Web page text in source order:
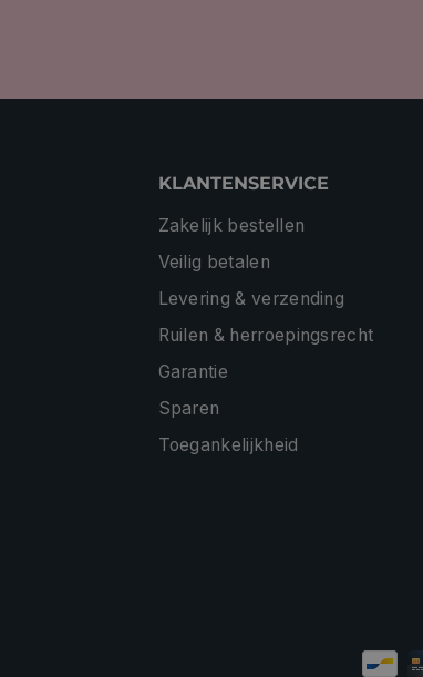
KLANTENSERVICE
Zakelijk bestellen
Veilig betalen
Levering & verzending
Ruilen & herroepingsrecht
Garantie
Sparen
Toegankelijkheid